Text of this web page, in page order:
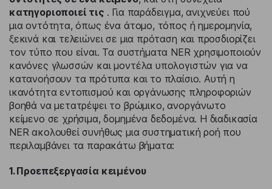
κατηγοριοποιεί τις . Για παράδειγμα, ανιχνεύει πού
μια οντότητα, όπως ένα άτομο, τόπος ή ημερομηνία,
ξεκινά και τελειώνει σε μια πρόταση και προσδιορίζει
τον τύπο που είναι. Τα συστήματα NER χρησιμοποιούν
κανόνες γλωσσών και μοντέλα υπολογιστών για να
κατανοήσουν τα πρότυπα και το πλαίσιο. Αυτή η
ικανότητα εντοπισμού και οργάνωσης πληροφοριών
βοηθά να μετατρέψει το βρώμικο, ανοργάνωτο
κείμενο σε χρήσιμα, δομημένα δεδομένα. Η διαδικασία
NER ακολουθεί συνήθως μια συστηματική ροή που
περιλαμβάνει τα παρακάτω βήματα:
1. Προεπεξεργασία κειμένου